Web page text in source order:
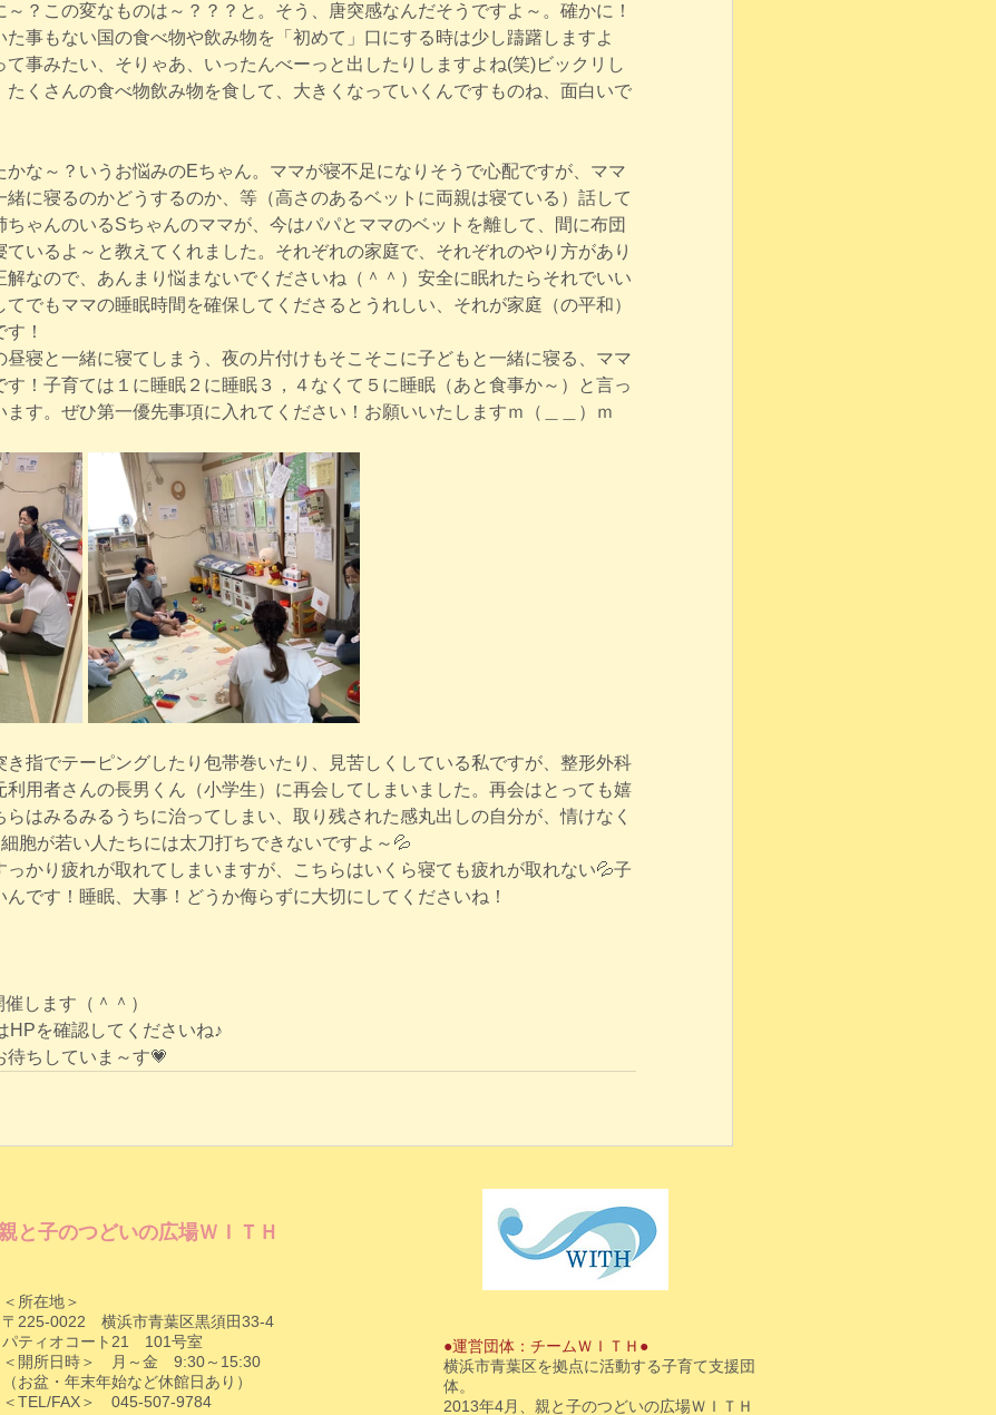
？この変なものは～？？？と。そう、唐突感なんだそうですよ～。確かに！
事もない国の食べ物や飲み物を「初めて」口にする時は少し躊躇しますよ
て事みたい、そりゃあ、いったんべーっと出したりしますよね(笑)ビックリし
たくさんの食べ物飲み物を食して、大きくなっていくんですものね、面白いで
かな～？いうお悩みのEちゃん。ママが寝不足になりそうで心配ですが、ママ
緒に寝るのかどうするのか、等（高さのあるベットに両親は寝ている）話して
ちゃんのいるSちゃんのママが、今はパパとママのベットを離して、間に布団
ているよ～と教えてくれました。それぞれの家庭で、それぞれのやり方があり
解なので、あんまり悩まないでくださいね（＾＾）安全に眠れたらそれでいい
でもママの睡眠時間を確保してくださるとうれしい、それが家庭（の平和）
！
寝と一緒に寝てしまう、夜の片付けもそこそこに子どもと一緒に寝る、ママ
！子育ては１に睡眠２に睡眠３，４なくて５に睡眠（あと食事か～）と言っ
ます。ぜひ第一優先事項に入れてください！お願いいたしますｍ（＿＿）ｍ
き指でテーピングしたり包帯巻いたり、見苦しくしている私ですが、整形外科
利用者さんの長男くん（小学生）に再会してしまいました。再会はとっても嬉
らはみるみるうちに治ってしまい、取り残された感丸出しの自分が、情けなく
胞が若い人たちには太刀打ちできないですよ～💦
かり疲れが取れてしまいますが、こちらはいくら寝ても疲れが取れない💦子
です！睡眠、大事！どうか侮らずに大切にしてくださいね！
します（＾＾）
HPを確認してくださいね♪
待ちしていま～す💗
と子のつどいの広場ＷＩＴＨ
＜所在地＞
〒225-0022 横浜市青葉区黒須田33-4
パティオコート21 101号室
＜開所日時＞ 月～金 9:30～15:30
（お盆・年末年始など休館日あり）
＜TEL/FAX＞ 045-507-9784
●運営団体：チームＷＩＴＨ●
横浜市青葉区を拠点に活動する子育て支援団
体。
2013年4月、親と子のつどいの広場ＷＩＴＨ